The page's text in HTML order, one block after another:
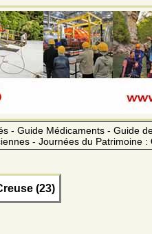
- Guide Médicaments - Guide
- Journées du Patrimoine :
(23)